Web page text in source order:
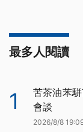
最多人閱讀
1
苦茶油苯
會談
2026/8/8